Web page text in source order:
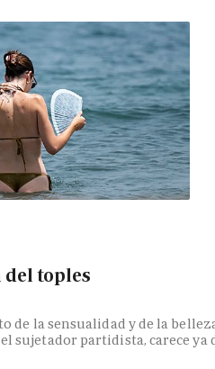
del toples
de la sensualidad y de la
sujetador partidista, carece ya